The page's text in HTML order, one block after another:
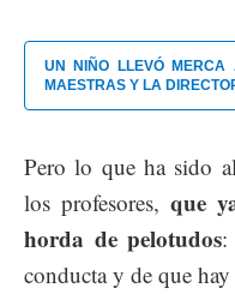
UN NIÑO LLEVÓ
MAESTRAS Y LA
Pero lo que ha sido
los profesores, que
horda de pelotudos:
conducta y de que